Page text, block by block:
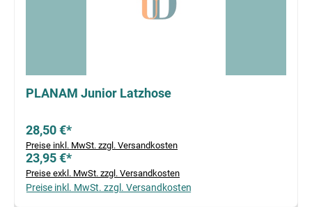
PLANAM Junior Latzhose
28,50 €*
Preise inkl. MwSt. zzgl. Versandkosten
23,95 €*
Preise exkl. MwSt. zzgl. Versandkosten
Preise inkl. MwSt. zzgl. Versandkosten